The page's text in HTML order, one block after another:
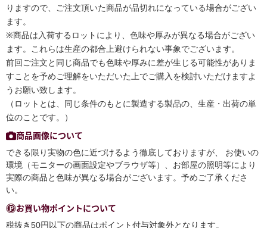
りますので、ご注文頂いた商品が品切れになっている場合がござい
ます。
※商品は入荷するロットにより、色味や厚みが異なる場合がござい
ます。これらは生産の都合上避けられない事象でございます。
前回ご注文と同じ商品でも色味や厚みに差が生じる可能性がありま
すことを予めご理解をいただいた上でご購入を検討いただけますよ
うお願い致します。
（ロットとは、同じ条件のもとに製造する製品の、生産・出荷の単
位のことです。）
商品画像について
できる限り実物の色に近づけるよう徹底しておりますが、 お使いの
環境（モニターの画面設定やブラウザ等）、お部屋の照明等により
実際の商品と色味が異なる場合がございます。予めご了承くださ
い。
お買い物ポイントについて
税抜き50円以下の商品はポイント付与対象外となります。